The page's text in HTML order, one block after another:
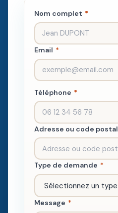
Nom complet *
Email *
Téléphone *
Adresse ou code postal
Type de demande *
Message *